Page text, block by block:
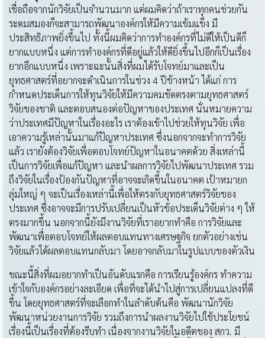
เชื่อถือจากนักวิจัยเป็นจำนวนมาก แต่ผมคิดว่าถ้าเราทุกคนช่วยกัน
ระดมสมองก็จะสามารถพัฒนาองค์กรให้มีความเข้มแข็ง มี
ประสิทธิภาพยิ่งขึ้นไป ทั้งนี้ผมคิดว่าการทำองค์กรที่ไม่ดีให้เป็นดีก็
ยากแบบหนึ่ง แต่การทำองค์กรที่ดีอยู่แล้วให้ดียิ่งขึ้นไปอีกก็เป็นเรื่อง
ยากอีกแบบหนึ่ง เพราะฉะนั้นสิ่งที่ผมได้รับโจทย์มาและเป็น
ยุทธศาสตร์ที่อยากจะดำเนินการในช่วง 4 ปีข้างหน้า ได้แก่ การ
กำหนดประเด็นการให้ทุนวิจัยให้มีความคมชัดตรงตามยุทธศาสตร์
วิจัยของชาติ และตอบสนองต่อปัญหาของประเทศ นั่นหมายความ
ว่าประเทศมีปัญหาในเรื่องอะไร เราต้องเข้าไปช่วยให้ทุนวิจัย เพื่อ
เอาความรู้เหล่านั้นมาแก้ปัญหาประเทศ ซึ่งนอกจากจะทำการวิจัย
แล้ว เรายังต้องวิจัยเพื่อตอบโจทย์ปัญหาในอนาคตด้วย สิ่งเหล่านี้
เป็นการวิจัยเพื่อแก้ปัญหา และนำผลการวิจัยไปพัฒนาประเทศ รวม
ถึงวิจัยในเรื่องป้องกันปัญหาที่อาจจะเกิดขึ้นในอนาคต เป้าหมายก
ลุ่มใหญ่ ๆ จะเป็นเรื่องเหล่านี้เพื่อให้ตรงกับยุทธศาสตร์วิจัยของ
ประเทศ ซึ่งอาจจะมีการปรับเปลี่ยนเป็นหัวข้อประเด็นวิจัยต่าง ๆ ให้
ตรงมากขึ้น นอกจากนี้ยังมีงานวิจัยที่เราอยากทำคือ การวิจัยและ
พัฒนาเพื่อตอบโจทย์ให้ผลตอบแทนทางเศรษฐกิจ ยกตัวอย่างเช่น
วิจัยแล้วได้ผลตอบแทนกลับมา โดยอาจกลับมาในรูปแบบของตัวเงิน
ขณะนี้สิ่งที่ผมอยากทำเป็นอันดับแรกคือ การเรียนรู้องค์กร ทำความ
เข้าใจกับองค์กรอย่างละเอียด เพื่อที่จะได้นำไปสู่การเปลี่ยนแปลงที่ดี
ขึ้น โดยยุทธศาสตร์ที่จะเลือกทำในลำดับต้นคือ พัฒนานักวิจัย
พัฒนาหน่วยงานการวิจัย รวมถึงการนำผลงานวิจัยไปใช้ประโยชน์
เรื่องนี้เป็นเรื่องที่ต้องรีบทำ เนื่องจากงานวิจัยในอดีตของ สกว. มี